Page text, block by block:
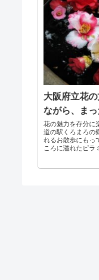
大阪府立花
ながら、ま
花の魅力を存分に
道の駅くろまろの
れるお散歩にもっ
ころに溢れたピラ